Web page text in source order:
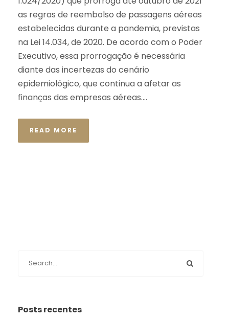
as regras de reembolso de passagens aéreas
estabelecidas durante a pandemia, previstas
na Lei 14.034, de 2020. De acordo com o Poder
Executivo, essa prorrogação é necessária
diante das incertezas do cenário
epidemiológico, que continua a afetar as
finanças das empresas aéreas....
READ MORE
Posts recentes